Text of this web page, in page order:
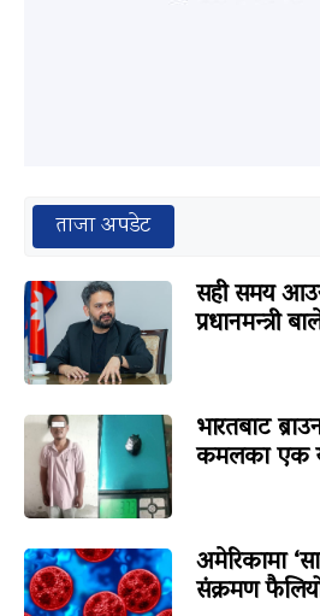
ताजा अपडेट
सही समय
प्रधानमन्त्री
भारतबाट
कमलका एक
अमेरिकामा
संक्रमण